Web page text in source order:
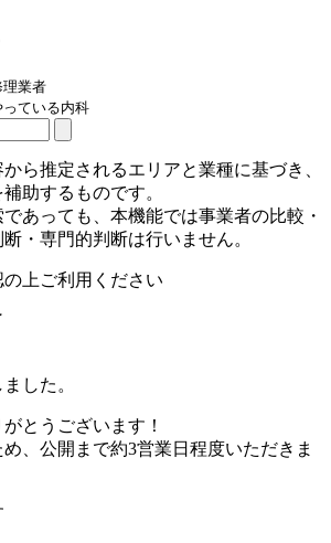
理業者
ている内科
ら推定されるエリアと業種に基づき、
助するものです。
あっても、本機能では事業者の比較・
・専門的判断は行いません。
の上ご利用ください
した。
とうございます！
、公開まで約3営業日程度いただきま